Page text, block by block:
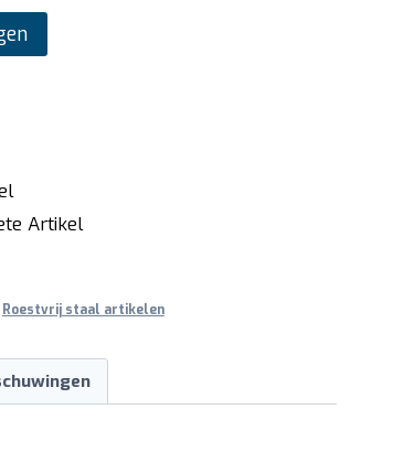
Artikel
Roestvrij staal artikelen